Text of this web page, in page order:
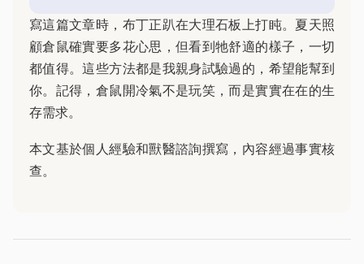
寫這篇文章時，布丁正趴在大理石板上打盹。夏天照
顧倉鼠確實要多花心思，但看到牠舒適的樣子，一切
都值得。這些方法都是我親身試驗過的，希望能幫到
你。記得，倉鼠開冷氣不是玩笑，而是實實在在的生
存需求。
本文基於個人經驗和獸醫諮詢撰寫，內容經過事實核
查。